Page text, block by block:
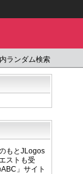
ランダム検索
もとJLogos
ストも受
」サイト